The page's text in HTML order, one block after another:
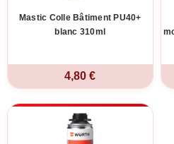
Mastic Colle Bâtiment PU40+
blanc 310ml
4,80 €